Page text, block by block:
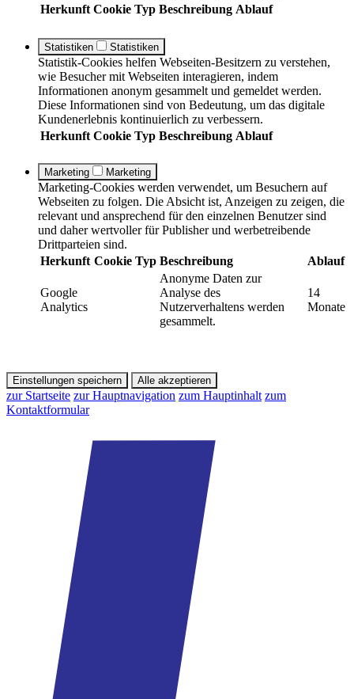
Herkunft Cookie Typ Beschreibung Ablauf
Statistiken Statistiken
Statistik-Cookies helfen Webseiten-Besitzern zu verstehen,
wie Besucher mit Webseiten interagieren, indem
Informationen anonym gesammelt und gemeldet werden.
Diese Informationen sind von Bedeutung, um das digitale
Kundenerlebnis kontinuierlich zu verbessern.
Herkunft Cookie Typ Beschreibung Ablauf
Marketing Marketing
Marketing-Cookies werden verwendet, um Besuchern auf
Webseiten zu folgen. Die Absicht ist, Anzeigen zu zeigen, die
relevant und ansprechend für den einzelnen Benutzer sind
und daher wertvoller für Publisher und werbetreibende
Drittparteien sind.
Herkunft Cookie Typ Beschreibung Ablauf
Google
Analytics
Anonyme Daten zur
Analyse des
Nutzerverhaltens werden
gesammelt.
14
Monate
Einstellungen speichern Alle akzeptieren
zur Startseite zur Hauptnavigation zum Hauptinhalt zum
Kontaktformular